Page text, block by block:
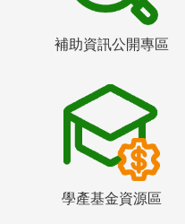
補助資訊公開專區
學產基金資源區